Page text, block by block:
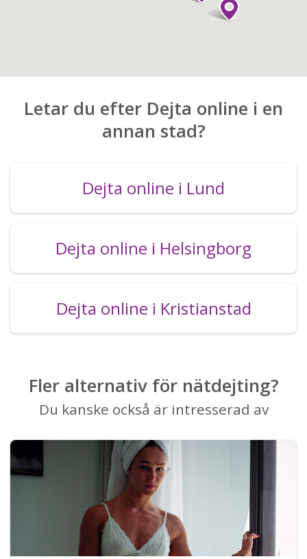
Letar du efter Dejta online i en
annan stad?
Dejta online i Lund
Dejta online i Helsingborg
Dejta online i Kristianstad
Fler alternativ för nätdejting?
Du kanske också är intresserad av